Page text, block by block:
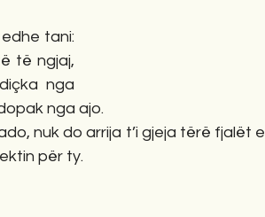
tani:
të ngjaj,
nga
nga ajo.
nuk do arrija t’i gjeja tërë fjalët e
për ty.